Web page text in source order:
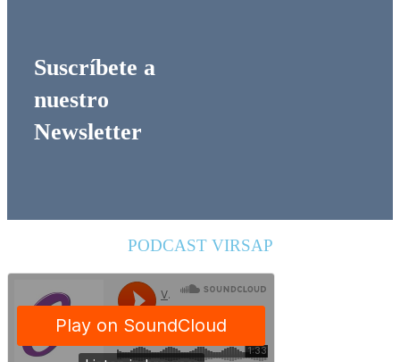
Suscríbete a
nuestro
Newsletter
PODCAST VIRSAP